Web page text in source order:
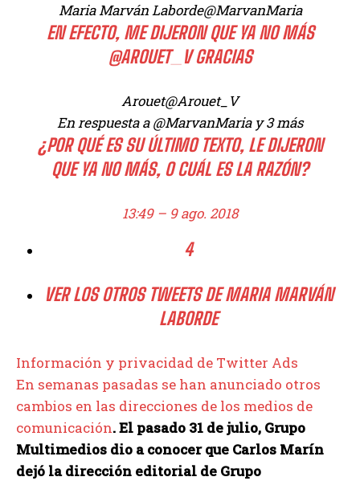
Maria Marván Laborde@MarvanMaria
EN EFECTO, ME DIJERON QUE YA NO MÁS
@AROUET_VGRACIAS
Arouet@Arouet_V
En respuesta a @MarvanMaria y 3 más
¿POR QUÉ ES SU ÚLTIMO TEXTO, LE DIJERON
QUE YA NO MÁS, O CUÁL ES LA RAZÓN?
13:49 – 9 ago. 2018
4
VER LOS OTROS TWEETS DE MARIA MARVÁN
LABORDE
Información y privacidad de Twitter Ads
En semanas pasadas se han anunciado otros
cambios en las direcciones de los medios de
comunicación. El pasado 31 de julio, Grupo
Multimedios dio a conocer que Carlos Marín
dejó la dirección editorial de Grupo